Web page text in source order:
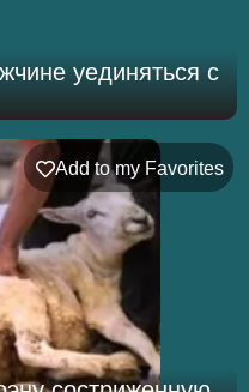
уединяться с
Add to my Favorites